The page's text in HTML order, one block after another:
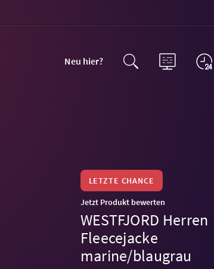
Neu hier?
LETZTE CHANCE
Jetzt Produkt bewerten
WESTFJORD Herren
Fleecejacke
marine/blaugrau